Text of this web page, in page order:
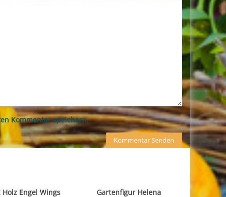
Kommentar speichern.
Holz Engel Wings Gartenfigur Helena